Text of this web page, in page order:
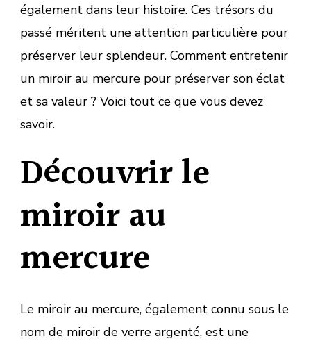
également dans leur histoire. Ces trésors du
passé méritent une attention particulière pour
préserver leur splendeur. Comment entretenir
un miroir au mercure pour préserver son éclat
et sa valeur ? Voici tout ce que vous devez
savoir.
Découvrir le
miroir au
mercure
Le miroir au mercure, également connu sous le
nom de miroir de verre argenté, est une